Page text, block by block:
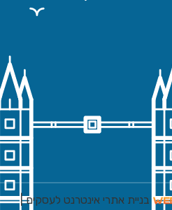
בניית אתרי אינטרנט לעסקים|